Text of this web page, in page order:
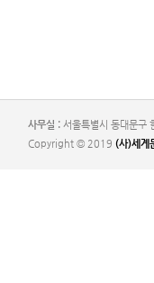
사무실 : 서울특별시 동대문구
Copyright © 2019 (사)세계